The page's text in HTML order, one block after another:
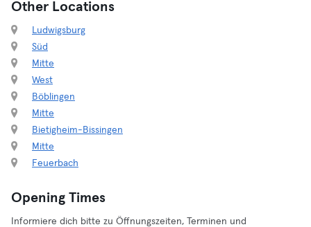
Other Locations
Ludwigsburg
Süd
Mitte
West
Böblingen
Mitte
Bietigheim-Bissingen
Mitte
Feuerbach
Opening Times
Informiere dich bitte zu Öffnungszeiten, Terminen und